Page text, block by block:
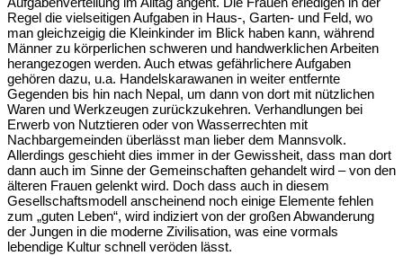
Regel die vielseitigen Aufgaben in Haus-, Garten- und Feld, wo
man gleichzeigig die Kleinkinder im Blick haben kann, während
Männer zu körperlichen schweren und handwerklichen Arbeiten
herangezogen werden. Auch etwas gefährlichere Aufgaben
gehören dazu, u.a. Handelskarawanen in weiter entfernte
Gegenden bis hin nach Nepal, um dann von dort mit nützlichen
Waren und Werkzeugen zurückzukehren. Verhandlungen bei
Erwerb von Nutztieren oder von Wasserrechten mit
Nachbargemeinden überlässt man lieber dem Mannsvolk.
Allerdings geschieht dies immer in der Gewissheit, dass man dort
dann auch im Sinne der Gemeinschaften gehandelt wird – von den
älteren Frauen gelenkt wird. Doch dass auch in diesem
Gesellschaftsmodell anscheinend noch einige Elemente fehlen
zum „guten Leben“, wird indiziert von der großen Abwanderung
der Jungen in die moderne Zivilisation, was eine vormals
lebendige Kultur schnell veröden lässt.